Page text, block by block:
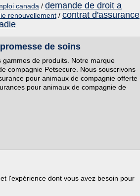
canada / demande de droit a
renouvellement / contrat d'assurance
de soins
de produits. Notre marque
compagnie Petsecure. Nous souscrivons
pour animaux de compagnie offerte
pour animaux de compagnie de
l'expérience dont vous avez besoin pour